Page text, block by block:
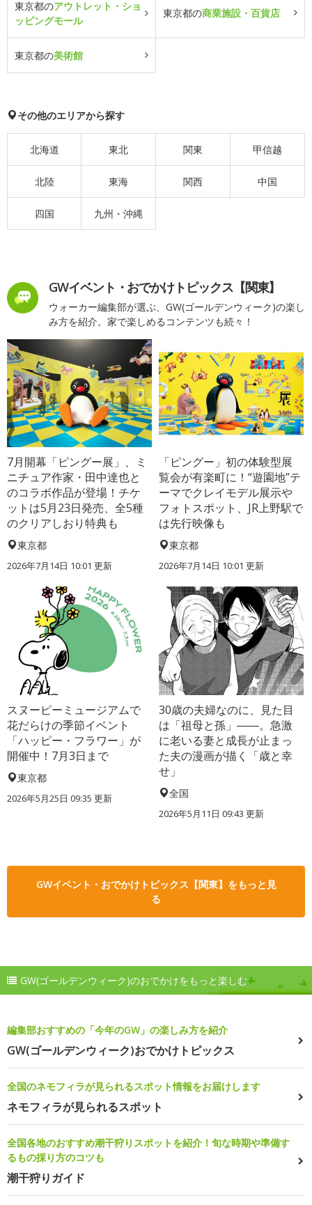
東京都のアウトレット・ショ
ッピングモール
東京都の商業施設・百貨店
東京都の美術館
その他のエリアから探す
北海道 東北 関東 甲信越
北陸 東海 関西 中国
四国 九州・沖縄
GWイベント・おでかけトピックス【関東】
ウォーカー編集部が選ぶ、GW(ゴールデンウィーク)の楽し
み方を紹介。家で楽しめるコンテンツも続々！
7月開幕「ピングー展」、ミ
ニチュア作家・田中達也と
のコラボ作品が登場！チケ
ットは5月23日発売、全5種
のクリアしおり特典も
東京都
2026年7月14日 10:01 更新
「ピングー」初の体験型展
覧会が有楽町に！“遊園地”テ
ーマでクレイモデル展示や
フォトスポット、JR上野駅で
は先行映像も
東京都
2026年7月14日 10:01 更新
スヌーピーミュージアムで
花だらけの季節イベント
「ハッピー・フラワー」が
開催中！7月3日まで
東京都
2026年5月25日 09:35 更新
30歳の夫婦なのに、見た目
は「祖母と孫」――。急激
に老いる妻と成長が止まっ
た夫の漫画が描く「歳と幸
せ」
全国
2026年5月11日 09:43 更新
GWイベント・おでかけトピックス【関東】をもっと見
る
GW(ゴールデンウィーク)のおでかけをもっと楽しむ
編集部おすすめの「今年のGW」の楽しみ方を紹介
GW(ゴールデンウィーク)おでかけトピックス
全国のネモフィラが見られるスポット情報をお届けします
ネモフィラが見られるスポット
全国各地のおすすめ潮干狩りスポットを紹介！旬な時期や準備す
るもの採り方のコツも
潮干狩りガイド